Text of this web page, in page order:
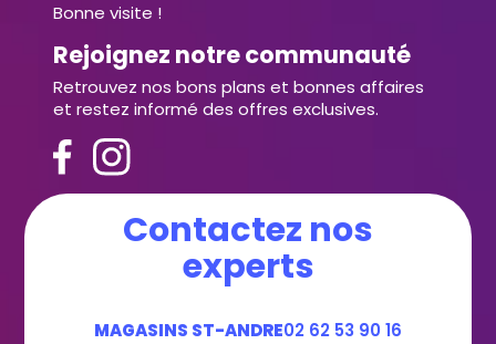
Bonne visite !
Rejoignez notre communauté
Retrouvez nos bons plans et bonnes affaires
et restez informé des offres exclusives.
Contactez nos
experts
MAGASINS ST-ANDRE02 62 53 90 16